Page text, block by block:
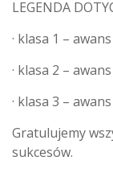
LEGENDA
· klasa 1 –
· klasa 2 –
· klasa 3 –
Gratulujemy
sukcesów.